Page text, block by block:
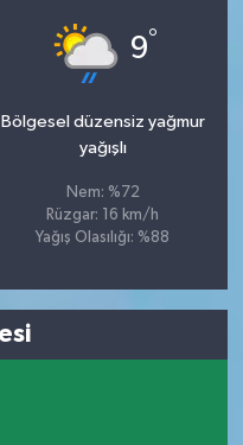
9°
Bölgesel düzensiz yağmur
yağışlı
Nem: %72
Rüzgar: 16 km/h
Yağış Olasılığı: %88